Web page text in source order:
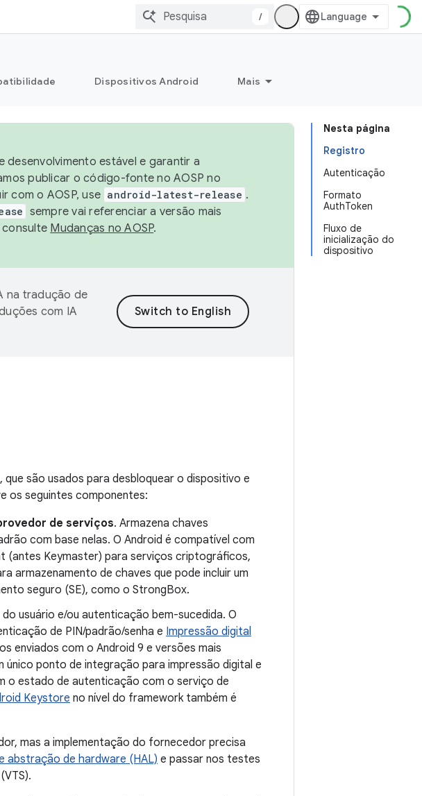
/
Dispositivos Android Mais
Nesta página
Registro
Autenticação
Formato
AuthToken
Fluxo de
inicialização do
dispositivo
desenvolvimento estável e garantir a
publicar o código-fonte no AOSP no
com o AOSP, use android-latest-release .
sempre vai referenciar a versão mais
consulte Mudanças no AOSP.
na tradução de
com IA
são usados para desbloquear o dispositivo e
os seguintes componentes:
de serviços. Armazena chaves
com base nelas. O Android é compatível com
(antes Keymaster) para serviços criptográficos,
armazenamento de chaves que pode incluir um
seguro (SE), como o StrongBox.
usuário e/ou autenticação bem-sucedida. O
de PIN/padrão/senha e Impressão digital
enviados com o Android 9 e versões mais
único ponto de integração para impressão digital e
o estado de autenticação com o serviço de
Keystore no nível do framework também é
mas a implementação do fornecedor precisa
abstração de hardware (HAL) e passar nos testes